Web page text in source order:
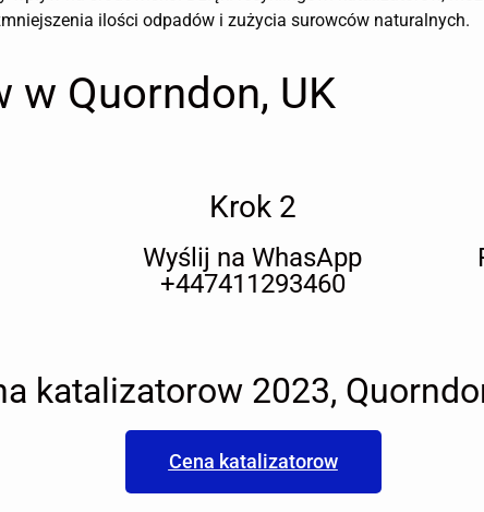
ilości odpadów i zużycia surowców naturalnych.
w Quorndon, UK
Krok 2
Wyślij na WhasApp
+447411293460
katalizatorow 2023,
Cena katalizatorow